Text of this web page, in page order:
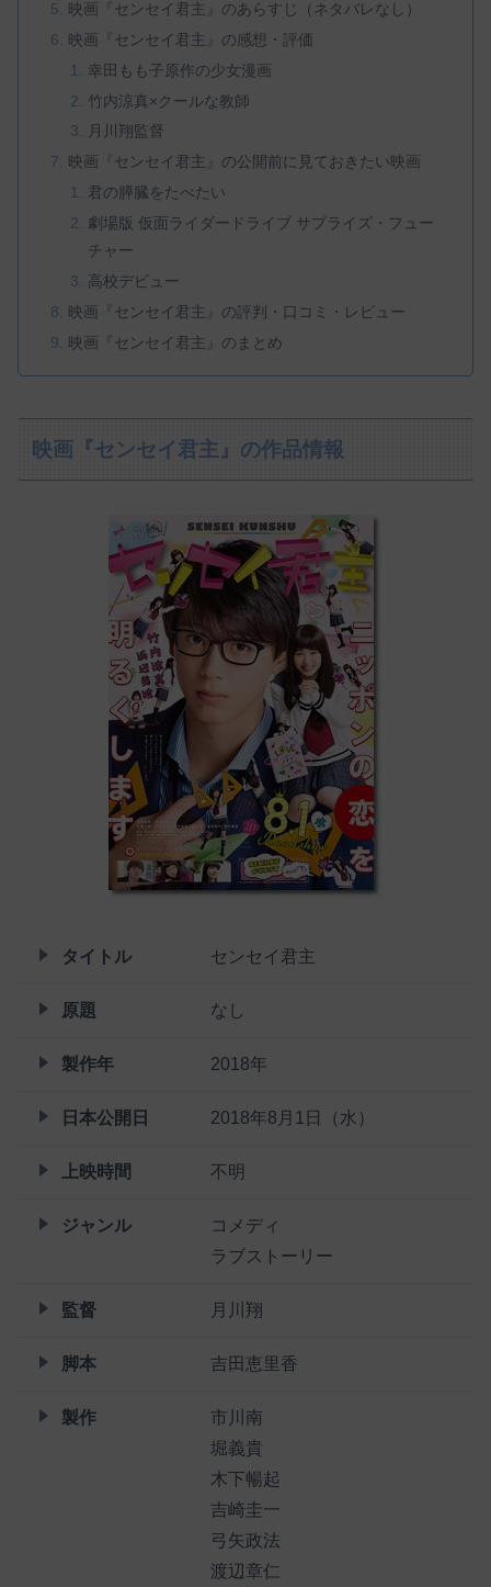
映画『センセイ君主』のあらすじ（ネタバレなし）
映画『センセイ君主』の感想・評価
幸田もも子原作の少女漫画
竹内涼真×クールな教師
月川翔監督
映画『センセイ君主』の公開前に見ておきたい映画
君の膵臓をたべたい
劇場版 仮面ライダードライブ サプライズ・フュー
チャー
高校デビュー
映画『センセイ君主』の評判・口コミ・レビュー
映画『センセイ君主』のまとめ
映画『センセイ君主』の作品情報
タイトル センセイ君主
原題 なし
製作年 2018年
日本公開日 2018年8月1日（水）
上映時間 不明
ジャンル
コメディ
ラブストーリー
監督 月川翔
脚本 吉田恵里香
製作
市川南
堀義貴
木下暢起
吉崎圭一
弓矢政法
渡辺章仁